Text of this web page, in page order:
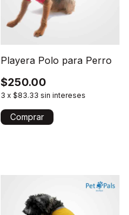
Playera Polo para Perro
$250.00
3 x $83.33 sin intereses
Comprar